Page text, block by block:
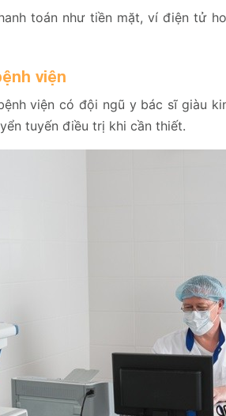
toán như tiền mặt, ví điện tử
viện
viện có đội ngũ y bác sĩ giàu
tuyến điều trị khi cần thiết.